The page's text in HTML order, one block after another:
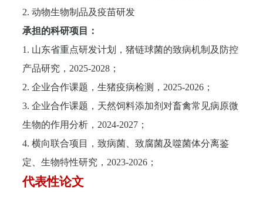
2. 动物生物制品及疫苗研发
承担的科研项目：
1. 山东省重点研发计划，猪链球菌的致病机制及防控
产品研究， 2025-2028；
2. 企业合作课题，生猪疫病检测， 2025-2026；
3. 企业合作课题，天然饲料添加剂对畜禽常见病原微
生物的作用分析， 2024-2027；
4. 横向联合项目，致病菌、致腐菌及噬菌体分离鉴
定、生物特性研究， 2023-2026；
代表性论文